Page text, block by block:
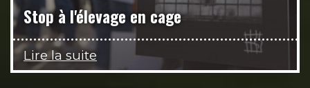
Stop à l'élevage en cage
Lire la suite